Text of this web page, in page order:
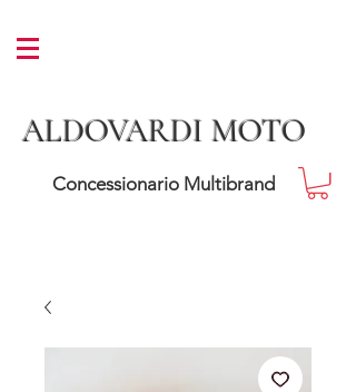
ALDOVARDI MOTO
Concessionario Multibrand